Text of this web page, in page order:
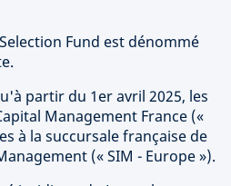
Fund est dénommé
partir du 1er avril 2025, les
Management France («
à la succursale française de
(« SIM - Europe »).